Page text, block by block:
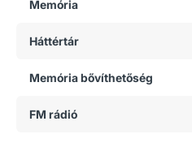
Memória
Háttértár
Memória bővíthetőség
FM rádió